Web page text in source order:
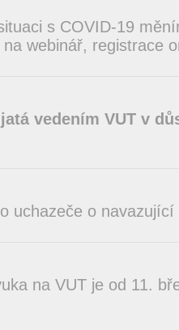
s COVID-19
webinář, registrace
vedením VUT v
uchazeče o
na VUT je od 11.